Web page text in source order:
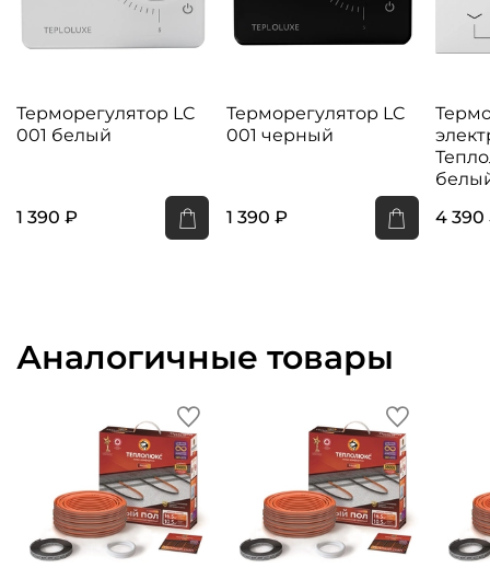
Терморегулятор LC
001 белый
1 390 ₽
Терморегулятор LC
001 черный
1 390 ₽
4 390
Аналогичные товары